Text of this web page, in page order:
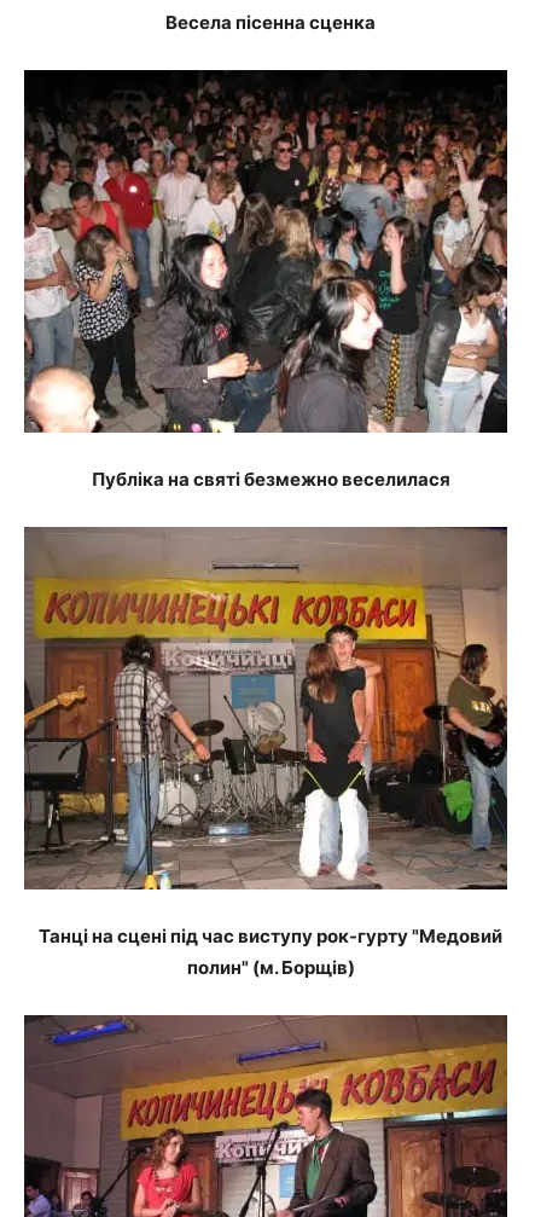
Весела пісенна сценка
Публіка на святі безмежно веселилася
Танці на сцені під час виступу рок-гурту "Медовий
полин" (м. Борщів)